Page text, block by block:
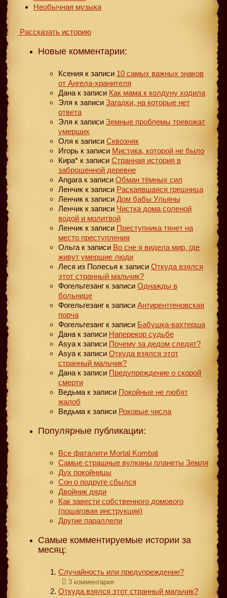
Необычная музыка
Рассказать историю
Новые комментарии:
Ксения к записи 10 самых важных знаков
от Ангела-хранителя
Дана к записи Как мама к колдуну ходила
Эля к записи Загадки, на которые нет
ответа
Эля к записи Земные проблемы тревожат
умерших
Оля к записи Сквозняк
Игорь к записи Мистика, которой не было
Кира* к записи Странная история в
заброшенной деревне
Angara к записи Обман тёмных сил
Ленчик к записи Раскаявшаяся грешница
Ленчик к записи Дом бабы Ульяны
Ленчик к записи Чистка дома соленой
водой и молитвой
Ленчик к записи Преступника тянет на
место преступления
Ольга к записи Во сне я видела мир, где
живут умершие люди
Леся из Полесья к записи Откуда взялся
этот странный мальчик?
Фогельгезанг к записи Однажды в
больнице
Фогельгезанг к записи Антирентгеновская
порча
Фогельгезанг к записи Бабушка-вахтерша
Дана к записи Наперекор судьбе
Asya к записи Почему за дедом следят?
Asya к записи Откуда взялся этот
странный мальчик?
Дана к записи Предупреждение о скорой
смерти
Ведьма к записи Покойные не любят
жалоб
Ведьма к записи Роковые числа
Популярные публикации:
Все фаталити Mortal Kombat
Самые страшные вулканы планеты Земля
Дух покойницы
Сон о подруге сбылся
Двойник дяди
Как завести собственного домового
(пошаговая инструкция)
Другие параллели
Самые комментируемые истории за
месяц:
Случайность или предупреждение?
3 комментария
Откуда взялся этот странный мальчик?